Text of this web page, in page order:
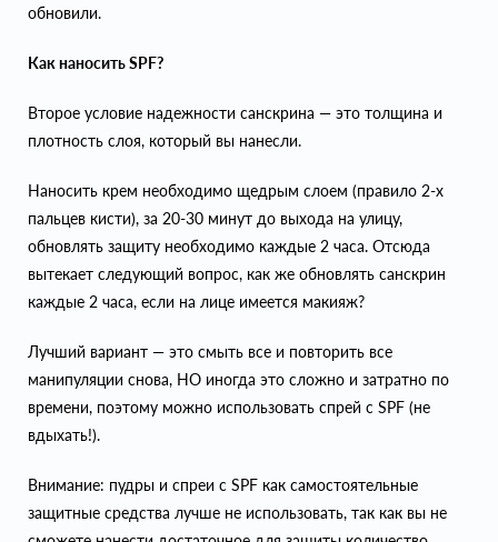
обновили.
Как наносить SPF?
Второе условие надежности санскрина — это толщина и
плотность слоя, который вы нанесли.
Наносить крем необходимо щедрым слоем (правило 2-х
пальцев кисти), за 20-30 минут до выхода на улицу,
обновлять защиту необходимо каждые 2 часа. Отсюда
вытекает следующий вопрос, как же обновлять санскрин
каждые 2 часа, если на лице имеется макияж?
Лучший вариант — это смыть все и повторить все
манипуляции снова, НО иногда это сложно и затратно по
времени, поэтому можно использовать спрей с SPF (не
вдыхать!).
Внимание: пудры и спреи с SPF как самостоятельные
защитные средства лучше не использовать, так как вы не